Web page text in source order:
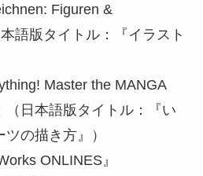
Figuren &
語版タイトル：『イラスト
Master the MANGA
（日本語版タイトル：『い
の描き方』）
ONLINES』